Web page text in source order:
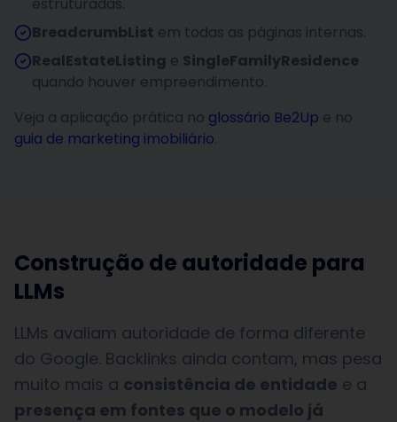
BreadcrumbList em todas as páginas internas.
RealEstateListing e SingleFamilyResidence
quando houver empreendimento.
Veja a aplicação prática no glossário Be2Up e no
guia de marketing imobiliário.
Construção de autoridade para
LLMs
LLMs avaliam autoridade de forma diferente
do Google. Backlinks ainda contam, mas pesa
muito mais a consistência de entidade e a
presença em fontes que o modelo já